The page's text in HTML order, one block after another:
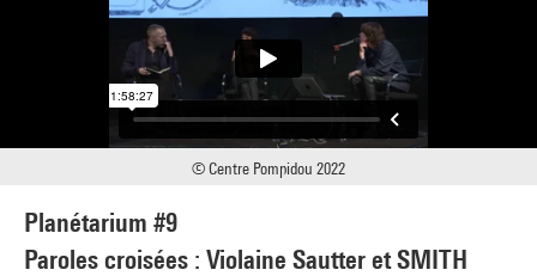
Planétarium #9
Paroles croisées : Violaine Sautter et SMITH
© Centre Pompidou 2022